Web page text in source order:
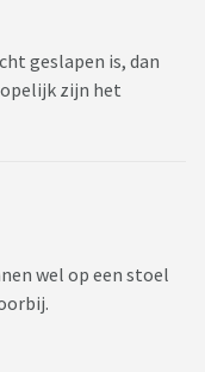
geslapen is, dan
zijn het
wel op een stoel